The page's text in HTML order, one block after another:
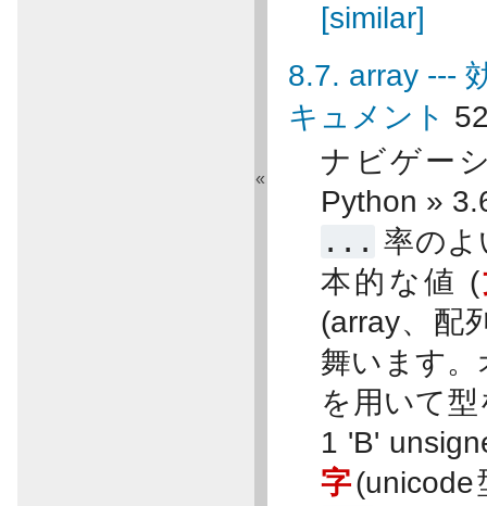
[similar]
8.7. array ---
キュメント
ナビゲー
Python »
... 率のよ
本的な値 (
(array、配
舞います
を用いて
1 'B'
字
«